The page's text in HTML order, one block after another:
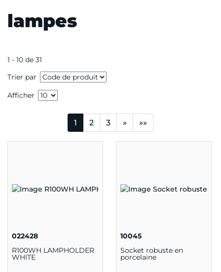
lampes
1 - 10 de 31
Trier par
Afficher
1 2 3 » »»
022428
R100WH LAMPHOLDER
WHITE
10045
Socket robuste en
porcelaine